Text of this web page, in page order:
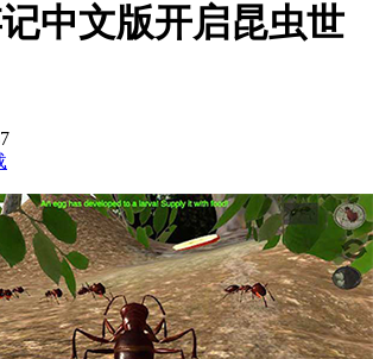
中文版开启昆虫世